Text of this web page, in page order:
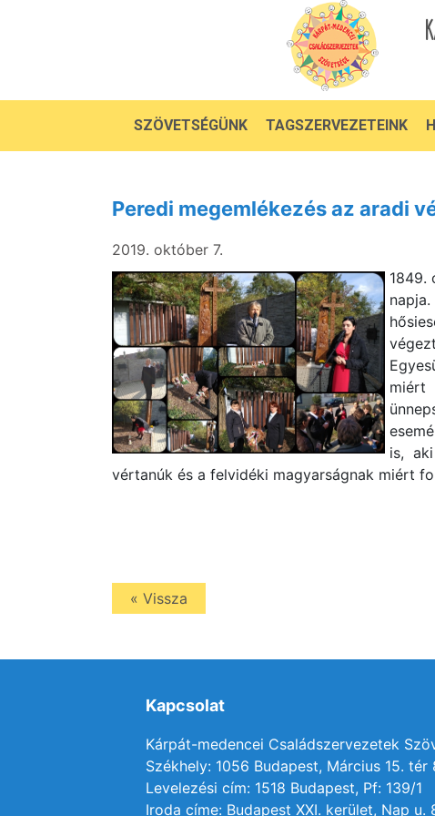
SZÖVETSÉGÜNK TAGSZERVEZETEINK
Peredi megemlékezés az aradi
2019. október 7.
1849.
miért
is,
vértanúk és a felvidéki magyarságnak miért
« Vissza
Kapcsolat
Kárpát-medencei Családszervezetek
Székhely: 1056 Budapest, Március 15. tér
Levelezési cím: 1518 Budapest, Pf: 139/1
Iroda címe: Budapest XXI. kerület, Nap u.